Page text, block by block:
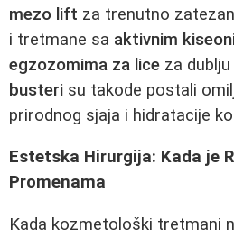
mezo lift za trenutno
i tretmane sa aktivnim
egzozomima za lice za
busteri su takode postali
prirodnog sjaja i hidratacije
Estetska Hirurgija: Kada je
Promenama
Kada kozmetološki tretmani